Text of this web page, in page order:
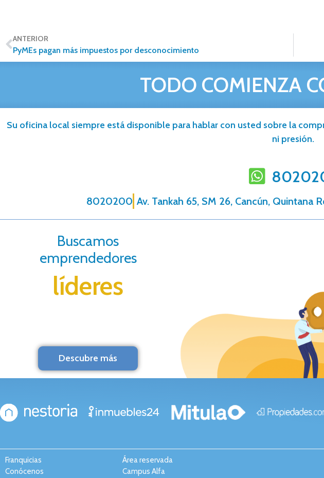
ANTERIOR
PyMEs pagan más impuestos por desconocimiento
TODO COMIENZA
Su oficina local siempre está disponible para hablar con usted sobre la
ni presión.
8020200 Av. Tankah 65, SM 26, Cancún, Quintana
Buscamos
emprendedores
líderes
Descubre más
Franquicias
Conócenos
Área reservada
Campus Alfa